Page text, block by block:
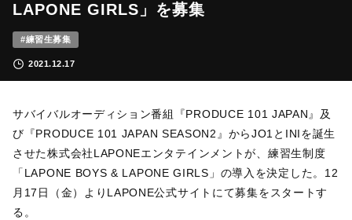
LAPONE GIRLS」を募集
#練習生募集
2021.12.17
サバイバルオーディション番組『PRODUCE 101 JAPAN』及
び『PRODUCE 101 JAPAN SEASON2』からJO1とINIを誕生
させた株式会社LAPONEエンタテインメントが、練習生制度
「LAPONE BOYS & LAPONE GIRLS」の導入を決定した。12
月17日（金）よりLAPONE公式サイトにて募集をスタートす
る。